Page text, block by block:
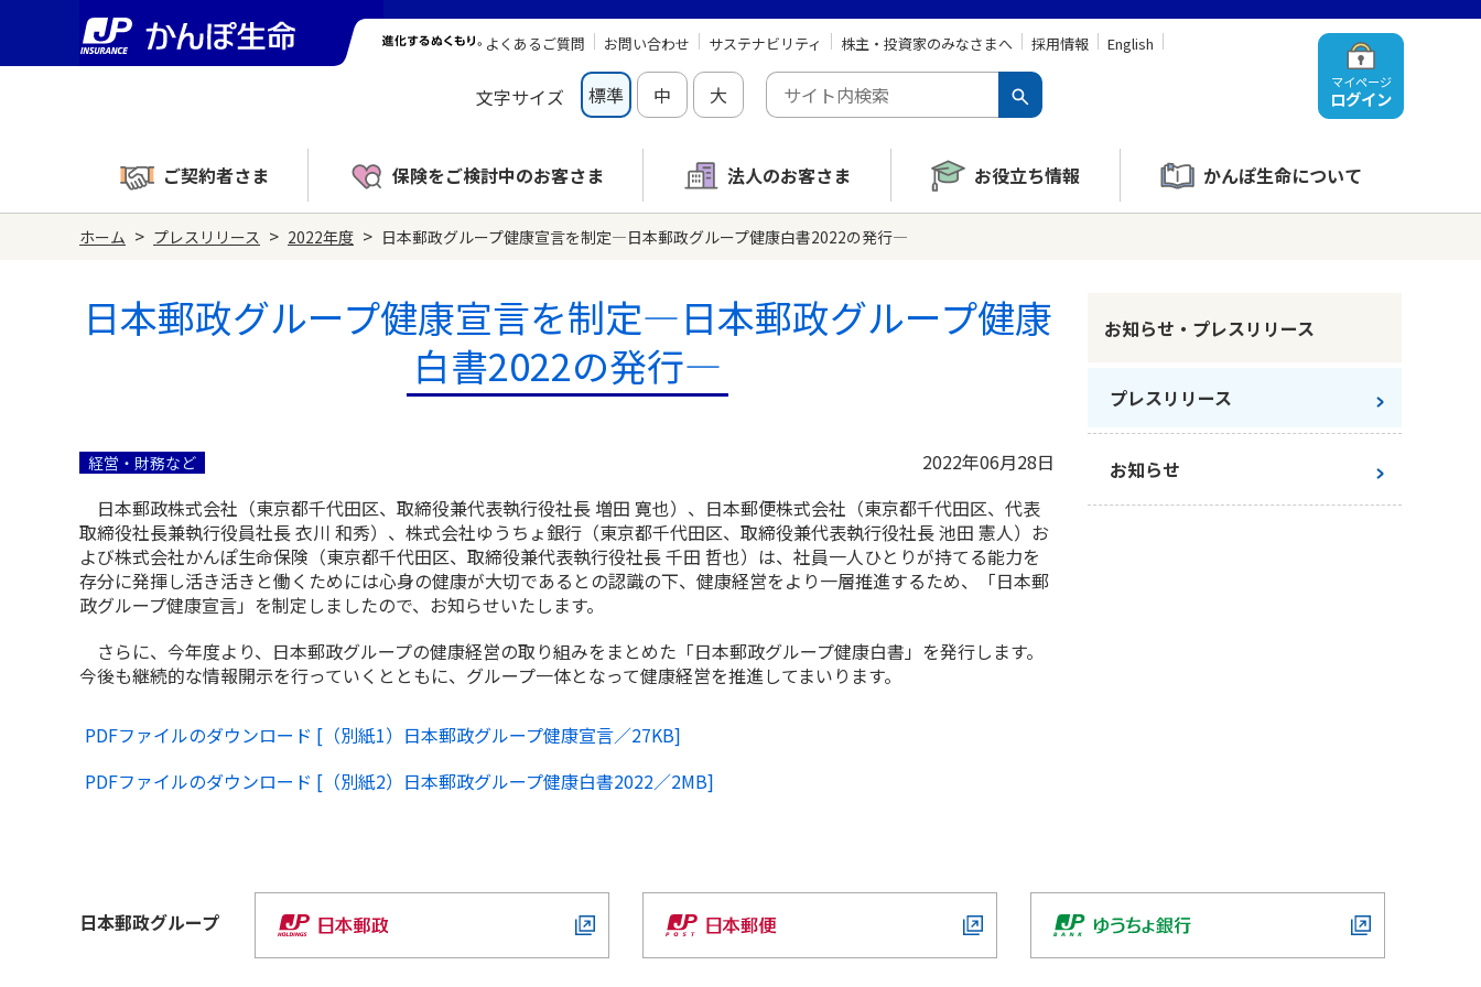
マイページ
ログイン
よくあるご質問 お問い合わせ サステナビリティ 株主・投資家のみなさまへ 採用情報 English
文字サイズ 標準 中 大
ご契約者さま 保険をご検討中のお客さま 法人のお客さま お役立ち情報 かんぽ生命について
ホーム > プレスリリース > 2022年度 > 日本郵政グループ健康宣言を制定―日本郵政グループ健康白書2022の発行―
日本郵政グループ健康宣言を制定―日本郵政グループ健康
白書2022の発行―
経営・財務など
2022年06月28日
日本郵政株式会社（東京都千代田区、取締役兼代表執行役社長 増田 寛也）、日本郵便株式会社（東京都千代田区、代表
取締役社長兼執行役員社長 衣川 和秀）、株式会社ゆうちょ銀行（東京都千代田区、取締役兼代表執行役社長 池田 憲人）お
よび株式会社かんぽ生命保険（東京都千代田区、取締役兼代表執行役社長 千田 哲也）は、社員一人ひとりが持てる能力を
存分に発揮し活き活きと働くためには心身の健康が大切であるとの認識の下、健康経営をより一層推進するため、「日本郵
政グループ健康宣言」を制定しましたので、お知らせいたします。
さらに、今年度より、日本郵政グループの健康経営の取り組みをまとめた「日本郵政グループ健康白書」を発行します。
今後も継続的な情報開示を行っていくとともに、グループ一体となって健康経営を推進してまいります。
PDFファイルのダウンロード [（別紙1）日本郵政グループ健康宣言／27KB]
PDFファイルのダウンロード [（別紙2）日本郵政グループ健康白書2022／2MB]
お知らせ・プレスリリース
プレスリリース
お知らせ
日本郵政グループ